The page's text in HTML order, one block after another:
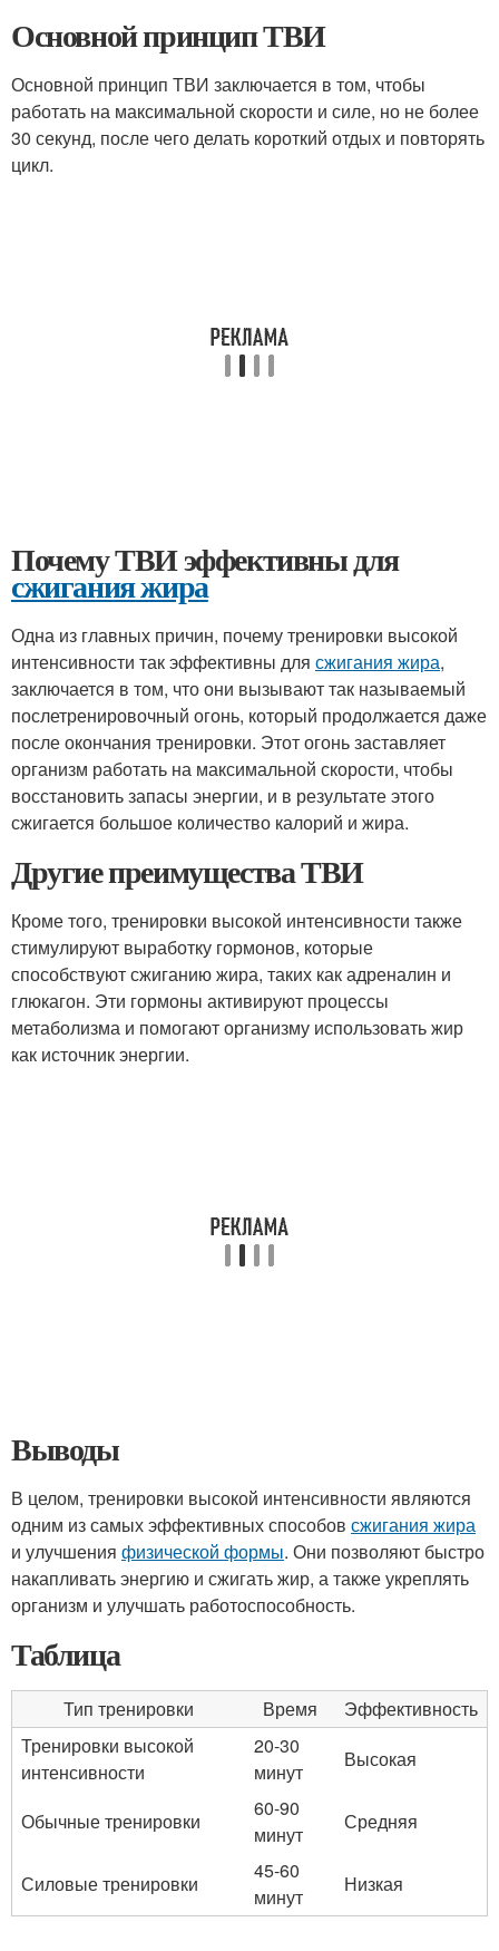
Основной принцип ТВИ
Основной принцип ТВИ заключается в том, чтобы
работать на максимальной скорости и силе, но не более
30 секунд, после чего делать короткий отдых и повторять
цикл.
Почему ТВИ эффективны для
сжигания жира
Одна из главных причин, почему тренировки высокой
интенсивности так эффективны для сжигания жира,
заключается в том, что они вызывают так называемый
послетренировочный огонь, который продолжается даже
после окончания тренировки. Этот огонь заставляет
организм работать на максимальной скорости, чтобы
восстановить запасы энергии, и в результате этого
сжигается большое количество калорий и жира.
Другие преимущества ТВИ
Кроме того, тренировки высокой интенсивности также
стимулируют выработку гормонов, которые
способствуют сжиганию жира, таких как адреналин и
глюкагон. Эти гормоны активируют процессы
метаболизма и помогают организму использовать жир
как источник энергии.
Выводы
В целом, тренировки высокой интенсивности являются
одним из самых эффективных способов сжигания жира
и улучшения физической формы. Они позволяют быстро
накапливать энергию и сжигать жир, а также укреплять
организм и улучшать работоспособность.
Таблица
Тип тренировки Время
Эффективность
Тренировки высокой
интенсивности
20-30
минут
Высокая
Обычные тренировки
60-90
минут
Средняя
Силовые тренировки
45-60
минут
Низкая